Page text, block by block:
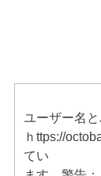
ユーザー名
ｈttps://
てい